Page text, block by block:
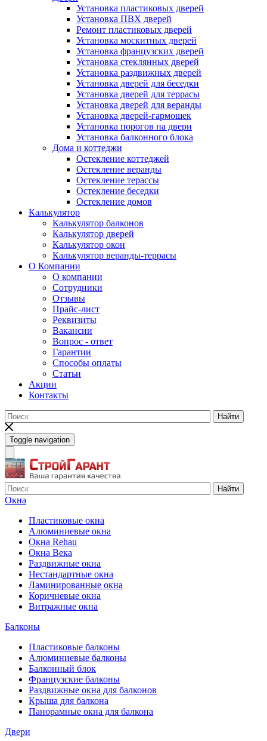
Установка пластиковых дверей
Установка ПВХ дверей
Ремонт пластиковых дверей
Установка москитных дверей
Установка французских дверей
Установка стеклянных дверей
Установка раздвижных дверей
Установка дверей для беседки
Установка дверей для террасы
Установка дверей для веранды
Установка дверей-гармошек
Установка порогов на двери
Установка балконного блока
Дома и коттеджи
Остекление коттеджей
Остекление веранды
Остекление терассы
Остекление беседки
Остекление домов
Калькулятор
Калькулятор балконов
Калькулятор дверей
Калькулятор окон
Калькулятор веранды-террасы
О Компании
О компании
Сотрудники
Отзывы
Прайс-лист
Реквизиты
Вакансии
Вопрос - ответ
Гарантии
Способы оплаты
Статьи
Акции
Контакты
Найти
Toggle navigation
Найти
Окна
Пластиковые окна
Алюминиевые окна
Окна Rehau
Окна Века
Раздвижные окна
Нестандартные окна
Ламинированные окна
Коричневые окна
Витражные окна
Балконы
Пластиковые балконы
Алюминиевые балконы
Балконный блок
Французские балконы
Раздвижные окна для балконов
Крыша для балкона
Панорамные окна для балкона
Двери